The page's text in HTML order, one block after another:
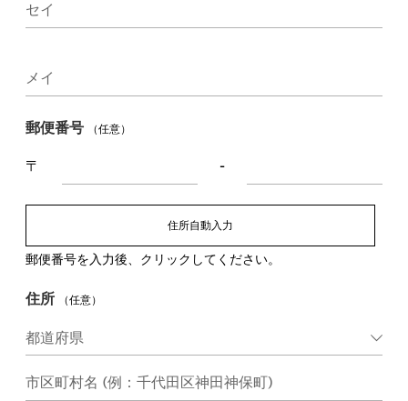
セイ
メイ
郵便番号 （任意）
〒 -
住所自動入力
郵便番号を入力後、クリックしてください。
住所 （任意）
市区町村名 (例：千代田区神田神保町)